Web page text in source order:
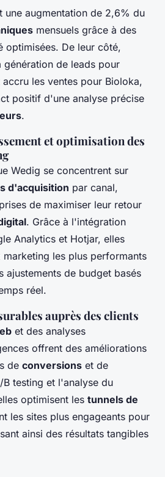
une augmentation de 2,6% du
mensuels grâce à des
optimisées. De leur côté,
génération de leads pour
les ventes pour Bioloka,
positif d'une analyse précise
.
et optimisation des
Wedig se concentrent sur
d'acquisition par canal,
de maximiser leur retour
. Grâce à l'intégration
Analytics et Hotjar, elles
les plus performants
ajustements de budget basés
réel.
auprès des clients
et des analyses
offrent des améliorations
de conversions et de
B testing et l'analyse du
optimisent les tunnels de
les sites plus engageants pour
ainsi des résultats tangibles